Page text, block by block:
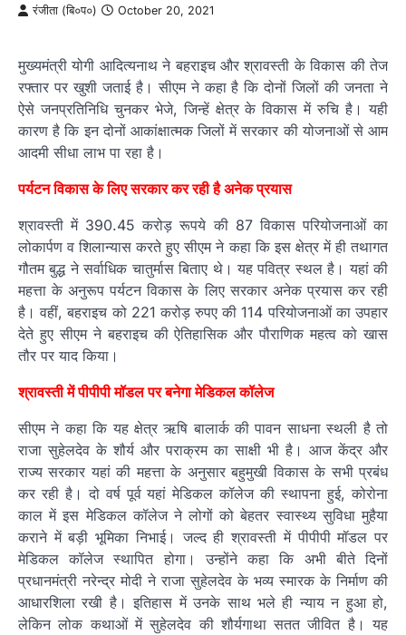
रंजीता (बि०प०) October 20, 2021
मुख्यमंत्री योगी आदित्यनाथ ने बहराइच और श्रावस्ती के विकास की तेज
रफ्तार पर खुशी जताई है। सीएम ने कहा है कि दोनों जिलों की जनता ने
ऐसे जनप्रतिनिधि चुनकर भेजे, जिन्हें क्षेत्र के विकास में रुचि है। यही
कारण है कि इन दोनों आकांक्षात्मक जिलों में सरकार की योजनाओं से आम
आदमी सीधा लाभ पा रहा है।
पर्यटन विकास के लिए सरकार कर रही है अनेक प्रयास
श्रावस्ती में 390.45 करोड़ रूपये की 87 विकास परियोजनाओं का
लोकार्पण व शिलान्यास करते हुए सीएम ने कहा कि इस क्षेत्र में ही तथागत
गौतम बुद्ध ने सर्वाधिक चातुर्मास बिताए थे। यह पवित्र स्थल है। यहां की
महत्ता के अनुरूप पर्यटन विकास के लिए सरकार अनेक प्रयास कर रही
है। वहीं, बहराइच को 221 करोड़ रुपए की 114 परियोजनाओं का उपहार
देते हुए सीएम ने बहराइच की ऐतिहासिक और पौराणिक महत्व को खास
तौर पर याद किया।
श्रावस्ती में पीपीपी मॉडल पर बनेगा मेडिकल कॉलेज
सीएम ने कहा कि यह क्षेत्र ऋषि बालार्क की पावन साधना स्थली है तो
राजा सुहेलदेव के शौर्य और पराक्रम का साक्षी भी है। आज केंद्र और
राज्य सरकार यहां की महत्ता के अनुसार बहुमुखी विकास के सभी प्रबंध
कर रही है। दो वर्ष पूर्व यहां मेडिकल कॉलेज की स्थापना हुई, कोरोना
काल में इस मेडिकल कॉलेज ने लोगों को बेहतर स्वास्थ्य सुविधा मुहैया
कराने में बड़ी भूमिका निभाई। जल्द ही श्रावस्ती में पीपीपी मॉडल पर
मेडिकल कॉलेज स्थापित होगा। उन्होंने कहा कि अभी बीते दिनों
प्रधानमंत्री नरेन्द्र मोदी ने राजा सुहेलदेव के भव्य स्मारक के निर्माण की
आधारशिला रखी है। इतिहास में उनके साथ भले ही न्याय न हुआ हो,
लेकिन लोक कथाओं में सुहेलदेव की शौर्यगाथा सतत जीवित है। यह